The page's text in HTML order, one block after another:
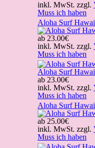
inkl. MwSt. zzgl.
Muss ich haben
Aloha Surf
ab 23.00€
inkl. MwSt. zzgl.
Muss ich haben
Aloha Surf
ab 23.00€
inkl. MwSt. zzgl.
Muss ich haben
Aloha Surf
ab 25.00€
inkl. MwSt. zzgl.
Muss ich haben